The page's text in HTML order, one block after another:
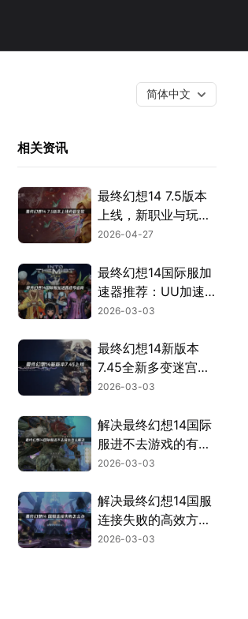
简体中文
相关资讯
最终幻想14 7.5版本
上线，新职业与玩法
全解析！
2026-04-27
最终幻想14国际服加
速器推荐：UU加速
器完整使用指南！
2026-03-03
最终幻想14新版本
7.45全新多变迷宫上
线：网络加速新体
2026-03-03
解决最终幻想14国际
服进不去游戏的有效
方法与原因分析！
2026-03-03
解决最终幻想14国服
连接失败的高效方
法！
2026-03-03